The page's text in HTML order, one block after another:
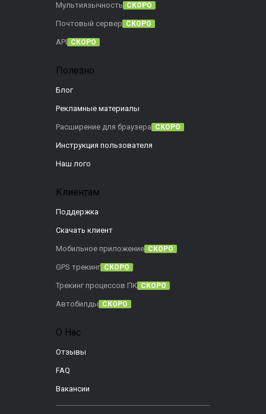
Мультиязычность СКОРО
Почтовый сервер СКОРО
API СКОРО
Полезно
Блог
Рекламные материалы
Расширение для браузера СКОРО
Инструкция пользователя
Наш лого
Клиентам
Поддержка
Скачать клиент
Мобильное приложение СКОРО
GPS трекинг СКОРО
Трекинг процессов ПК СКОРО
Автобилды СКОРО
О Нас
Отзывы
FAQ
Вакансии